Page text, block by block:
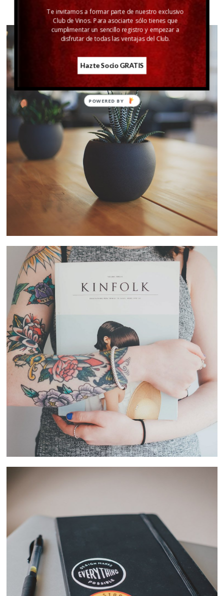
Te invitamos a formar parte de nuestro exclusivo
Club de Vinos. Para asociarte sólo tienes que
cumplimentar un sencillo registro y empezar a
disfrutar de todas las ventajas del Club.
Hazte Socio GRATIS